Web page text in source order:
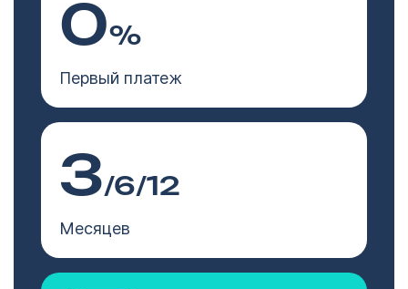
0%
Первый платеж
3/6/12
Месяцев